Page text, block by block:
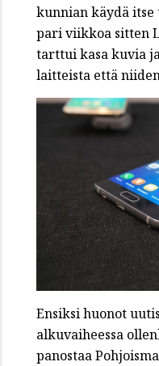
kunnian käydä itse
pari viikkoa sitten
tarttui kasa kuvia
laitteista että
Ensiksi huonot
alkuvaiheessa
panostaa